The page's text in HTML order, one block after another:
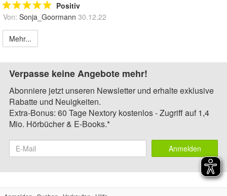
Positiv
Von: Sonja_Goormann 30.12.22
Mehr...
Verpasse keine Angebote mehr!
Abonniere jetzt unseren Newsletter und erhalte exklusive
Rabatte und Neuigkeiten.
Extra-Bonus: 60 Tage Nextory kostenlos - Zugriff auf 1,4
Mio. Hörbücher & E-Books.*
Anmelden